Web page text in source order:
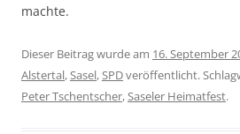
machte.
Dieser Beitrag wurde am 16. September
Alstertal,Sasel,SPDveröffentlicht.
Peter Tschentscher,Saseler Heimatfest.